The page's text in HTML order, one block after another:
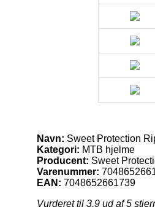
Navn: Sweet Protection
Kategori: MTB hjelme
Producent: Sweet
Varenummer:
EAN: 7048652661739
Vurderet til 3.9 ud af 5